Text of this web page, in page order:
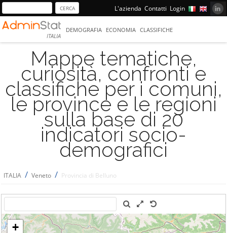
L'azienda Contatti Login
ITALIA
DEMOGRAFIA ECONOMIA CLASSIFICHE
Mappe tematiche,
curiosità, confronti e
classifiche per i comuni,
le province e le regioni
sulla base di 20
indicatori socio-
demografici
ITALIA / Veneto / Provincia di Belluno